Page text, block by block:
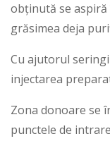
obținută se aspiră
grăsimea deja
Cu ajutorul
injectarea
Zona donoare se
punctele de